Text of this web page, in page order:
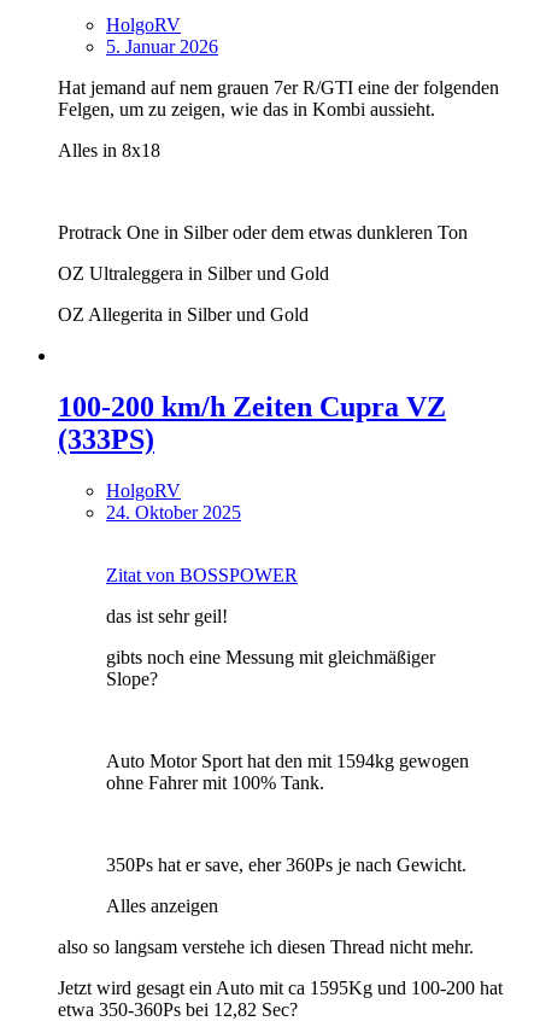
HolgoRV
5. Januar 2026
Hat jemand auf nem grauen 7er R/GTI eine der folgenden
Felgen, um zu zeigen, wie das in Kombi aussieht.
Alles in 8x18
Protrack One in Silber oder dem etwas dunkleren Ton
OZ Ultraleggera in Silber und Gold
OZ Allegerita in Silber und Gold
100-200 km/h Zeiten Cupra VZ
(333PS)
HolgoRV
24. Oktober 2025
Zitat von BOSSPOWER
das ist sehr geil!
gibts noch eine Messung mit gleichmäßiger
Slope?
Auto Motor Sport hat den mit 1594kg gewogen
ohne Fahrer mit 100% Tank.
350Ps hat er save, eher 360Ps je nach Gewicht.
Alles anzeigen
also so langsam verstehe ich diesen Thread nicht mehr.
Jetzt wird gesagt ein Auto mit ca 1595Kg und 100-200 hat
etwa 350-360Ps bei 12,82 Sec?